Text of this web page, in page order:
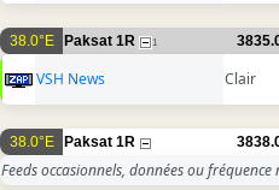
38.0°E Paksat 1R 1
VSH News Clair
38.0°E Paksat 1R
Feeds occasionnels, données ou fréquence